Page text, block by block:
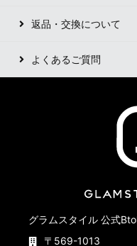
返品・交換について
よくあるご質問
グラムスタイル 公式
〒569-1013